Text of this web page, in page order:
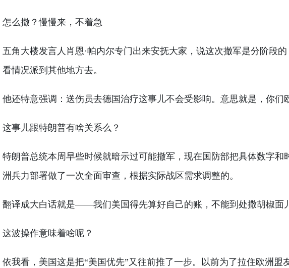
怎么撤？慢慢来，不着急
五角大楼发言人肖恩·帕内尔专门出来安抚大家，说这次撤军是分阶段
看情况派到其他地方去。
他还特意强调：送伤员去德国治疗这事儿不会受影响。意思就是，你们
这事儿跟特朗普有啥关系么？
特朗普总统本周早些时候就暗示过可能撤军，现在国防部把具体数字
洲兵力部署做了一次全面审查，根据实际战区需求调整的。
翻译成大白话就是——我们美国得先算好自己的账，不能到处撒胡椒面
这波操作意味着啥呢？
依我看，美国这是把“美国优先”又往前推了一步。以前为了拉住欧洲